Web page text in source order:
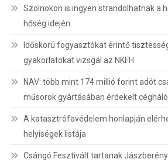
Szolnokon is ingyen strandolhatnak a
hőség idején
Időskorú fogyasztókat érintő
gyakorlatokat vizsgál az NKFH
NAV: több mint 174 millió forint adót
műsorok gyártásában érdekelt cégháló
A katasztrófavédelem honlapján
helyiségek listája
Csángó Fesztivált tartanak